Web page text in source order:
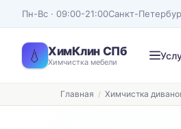
Пн-Вс · 09:00-21:00Санкт-
💧 ХимКлин СПб
Химчистка мебели
Записаться на
Главная Химчистка